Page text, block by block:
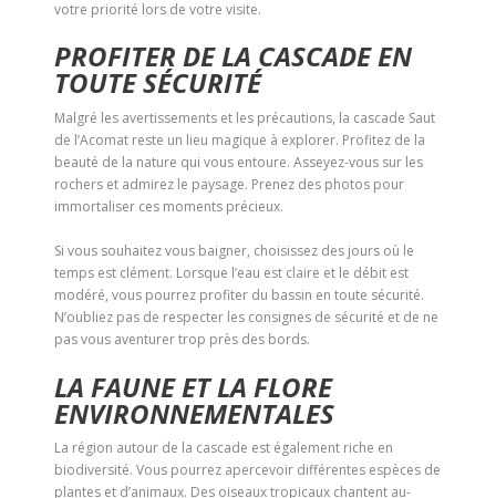
votre priorité lors de votre visite.
PROFITER DE LA CASCADE EN
TOUTE SÉCURITÉ
Malgré les avertissements et les précautions, la cascade Saut
de l’Acomat reste un lieu magique à explorer. Profitez de la
beauté de la nature qui vous entoure. Asseyez-vous sur les
rochers et admirez le paysage. Prenez des photos pour
immortaliser ces moments précieux.
Si vous souhaitez vous baigner, choisissez des jours où le
temps est clément. Lorsque l’eau est claire et le débit est
modéré, vous pourrez profiter du bassin en toute sécurité.
N’oubliez pas de respecter les consignes de sécurité et de ne
pas vous aventurer trop près des bords.
LA FAUNE ET LA FLORE
ENVIRONNEMENTALES
La région autour de la cascade est également riche en
biodiversité. Vous pourrez apercevoir différentes espèces de
plantes et d’animaux. Des oiseaux tropicaux chantent au-